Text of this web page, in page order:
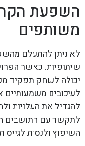
השפעת
משותפים
לא ניתן להתעלם
שיתופיות. כאשר
יכולה לשחק תפקיד
לעיכובים משמעותיים
להגדיל את העלויות
לתקשר עם התושבים
השיפוץ ולנסות לגייס